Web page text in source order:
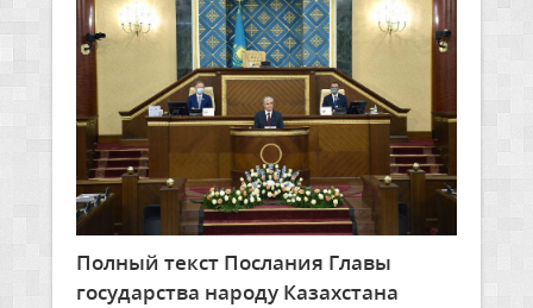
Полный текст Послания Главы
государства народу Казахстана